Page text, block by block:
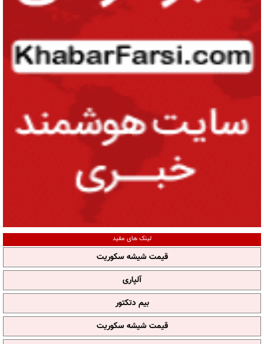
لینک های مفید
قیمت شیشه سکوریت
آلپاری
بیم دتکتور
قیمت شیشه سکوریت